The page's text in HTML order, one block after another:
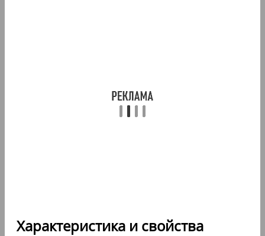
Характеристика и свойства